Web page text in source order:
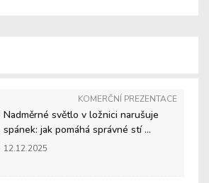
KOMERČNÍ PREZENTACE
Nadměrné světlo v ložnici narušuje
spánek: jak pomáhá správné stí ...
12.12.2025